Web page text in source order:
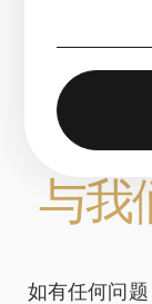
与我
如有任何问